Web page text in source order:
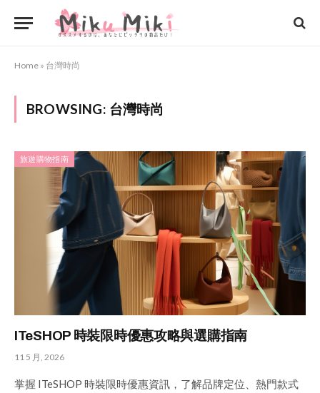
Home » 台灣時尚
BROWSING: 台灣時尚
旅遊購物指南
ITeSHOP 時裝限時優惠攻略與選購指南
11 5 月, 2026
掌握 ITeSHOP 時裝限時優惠資訊，了解品牌定位、熱門款式